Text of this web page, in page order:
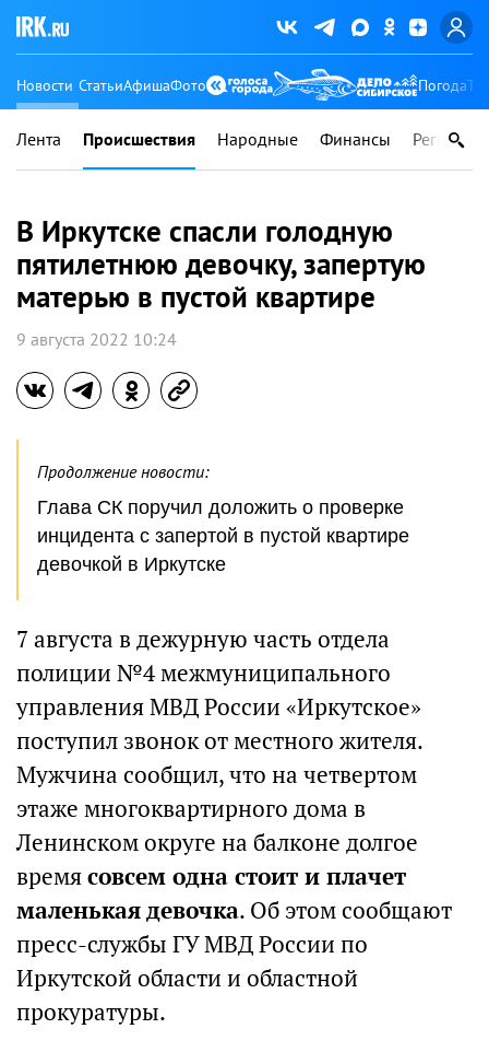
Новости СтатьиАфишаФото Погода
Лента Происшествия Народные Финансы Регионы
В Иркутске спасли голодную
пятилетнюю девочку, запертую
матерью в пустой квартире
9 августа 2022 10:24
Продолжение новости:
Глава СК поручил доложить о проверке
инцидента с запертой в пустой квартире
девочкой в Иркутске
7 августа в дежурную часть отдела
полиции №4 межмуниципального
управления МВД России «Иркутское»
поступил звонок от местного жителя.
Мужчина сообщил, что на четвертом
этаже многоквартирного дома в
Ленинском округе на балконе долгое
времясовсем одна стоит и плачет
маленькая девочка. Об этом сообщают
пресс-службы ГУ МВД России по
Иркутской области и областной
прокуратуры.